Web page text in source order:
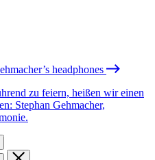
headphones
zu feiern, heißen wir einen
Stephan Gehmacher,